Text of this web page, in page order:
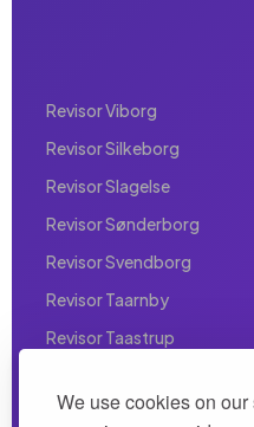
We use cookies on
Revisor Viborg
Revisor Silkeborg
Revisor Slagelse
Revisor Sønderborg
Revisor Svendborg
Revisor Taarnby
Revisor Taastrup
Revisor Vallensbæk